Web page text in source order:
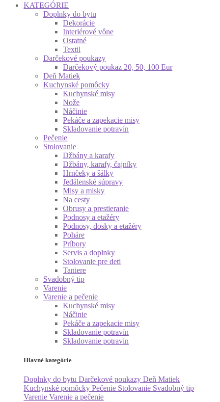
KATEGÓRIE
Doplnky do bytu
Dekorácie
Interiérové vône
Ostatné
Textil
Darčekové poukazy
Darčekový poukaz 20, 50, 100 Eur
Deň Matiek
Kuchynské pomôcky
Kuchynské misy
Nože
Náčinie
Pekáče a zapekacie misy
Skladovanie potravín
Pečenie
Stolovanie
Džbány a karafy
Džbány, karafy, čajníky
Hrnčeky a šálky
Jedálenské súpravy
Misy a misky
Na cesty
Obrusy a prestieranie
Podnosy a etažéry
Podnosy, dosky a etažéry
Poháre
Príbory
Servis a doplnky
Stolovanie pre deti
Taniere
Svadobný tip
Varenie
Varenie a pečenie
Kuchynské misy
Náčinie
Pekáče a zapekacie misy
Skladovanie potravín
Skladovanie potravín
Hlavné kategórie
Doplnky do bytu Darčekové poukazy Deň Matiek
Kuchynské pomôcky Pečenie Stolovanie Svadobný tip
Varenie Varenie a pečenie